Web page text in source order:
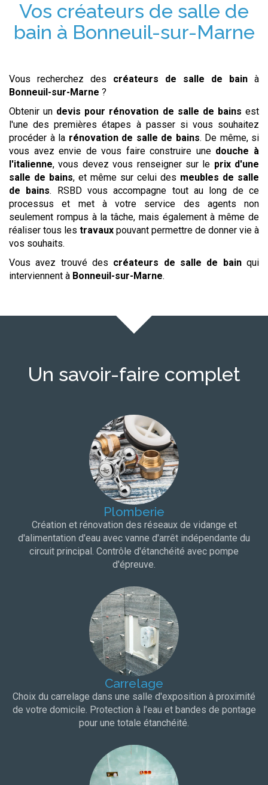
Vos créateurs de salle de
bain à Bonneuil-sur-Marne
Vous recherchez des créateurs de salle de bain à
Bonneuil-sur-Marne ?
Obtenir un devis pour rénovation de salle de bains est
l'une des premières étapes à passer si vous souhaitez
procéder à la rénovation de salle de bains. De même, si
vous avez envie de vous faire construire une douche à
l'italienne, vous devez vous renseigner sur le prix d'une
salle de bains, et même sur celui des meubles de salle
de bains. RSBD vous accompagne tout au long de ce
processus et met à votre service des agents non
seulement rompus à la tâche, mais également à même de
réaliser tous les travaux pouvant permettre de donner vie à
vos souhaits.
Vous avez trouvé des créateurs de salle de bainqui
interviennent à Bonneuil-sur-Marne.
Un savoir-faire complet
Plomberie
Création et rénovation des réseaux de vidange et
d'alimentation d'eau avec vanne d'arrêt indépendante du
circuit principal. Contrôle d'étanchéité avec pompe
d'épreuve.
Carrelage
Choix du carrelage dans une salle d'exposition à proximité
de votre domicile. Protection à l'eau et bandes de pontage
pour une totale étanchéité.